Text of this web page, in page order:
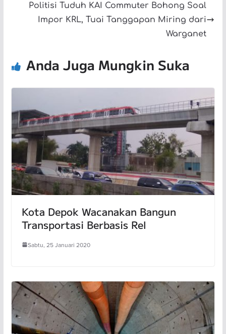
Politisi Tuduh KAI Commuter Bohong Soal
Impor KRL, Tuai Tanggapan Miring dari
Warganet
Anda Juga Mungkin Suka
Kota Depok Wacanakan Bangun
Transportasi Berbasis Rel
Sabtu, 25 Januari 2020